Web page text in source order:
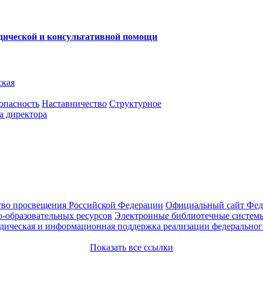
и консультативной помощи
Наставничество Структурное
директора
просвещения Российской Федерации Официальный сайт
ресурсов Электронные библиотечные
и информационная поддержка реализации
Показать все ссылки